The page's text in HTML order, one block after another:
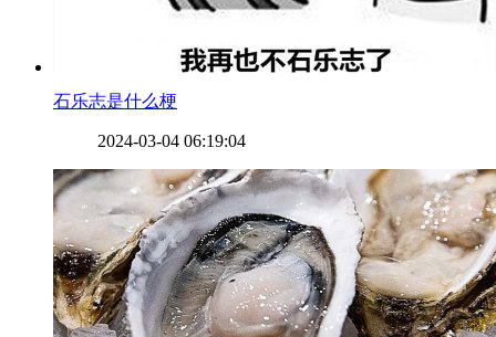
​石乐志是什么梗
2024-03-04 06:19:04